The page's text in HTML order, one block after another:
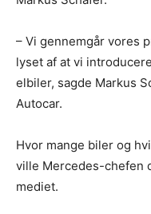
– Vi gennemgår vores
lyset af at vi
elbiler, sagde Markus
Autocar.
Hvor mange biler og
ville Mercedes-chefen
mediet.